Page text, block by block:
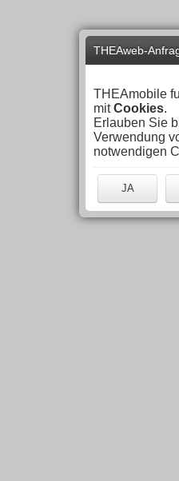
THEAweb-
THEAmobile
mitCookies.
Erlauben Sie
Verwendung
notwendigen
JA